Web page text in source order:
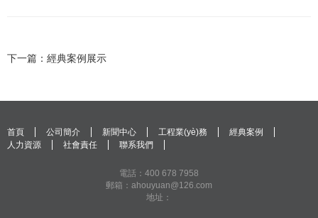
下一篇：經典案例展示
首頁 公司簡介 新聞中心 工程業(yè)務
經典案例
人力資源
社會責任 聯系我們
電話：400 678 7958
郵箱：ahouyuan@126.com
地址：